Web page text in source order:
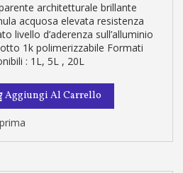
architetturale brillante
acquosa elevata resistenza
livello d’aderenza sull’alluminio
1k polimerizzabile Formati
: 1L, 5L , 20L
Aggiungi Al Carrello